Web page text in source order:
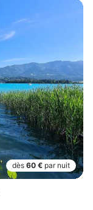
dès 60 € par nuit